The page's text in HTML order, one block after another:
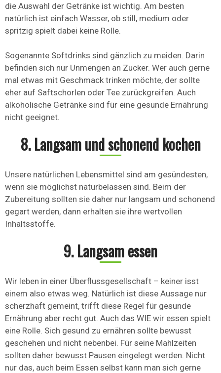
die Auswahl der Getränke ist wichtig. Am besten
natürlich ist einfach Wasser, ob still, medium oder
spritzig spielt dabei keine Rolle.
Sogenannte Softdrinks sind gänzlich zu meiden. Darin
befinden sich nur Unmengen an Zucker. Wer auch gerne
mal etwas mit Geschmack trinken möchte, der sollte
eher auf Saftschorlen oder Tee zurückgreifen. Auch
alkoholische Getränke sind für eine gesunde Ernährung
nicht geeignet.
8. Langsam und schonend kochen
Unsere natürlichen Lebensmittel sind am gesündesten,
wenn sie möglichst naturbelassen sind. Beim der
Zubereitung sollten sie daher nur langsam und schonend
gegart werden, dann erhalten sie ihre wertvollen
Inhaltsstoffe.
9. Langsam essen
Wir leben in einer Überflussgesellschaft – keiner isst
einem also etwas weg. Natürlich ist diese Aussage nur
scherzhaft gemeint, trifft diese Regel für gesunde
Ernährung aber recht gut. Auch das WIE wir essen spielt
eine Rolle. Sich gesund zu ernähren sollte bewusst
geschehen und nicht nebenbei. Für seine Mahlzeiten
sollten daher bewusst Pausen eingelegt werden. Nicht
nur das, auch beim Essen selbst kann man sich gerne